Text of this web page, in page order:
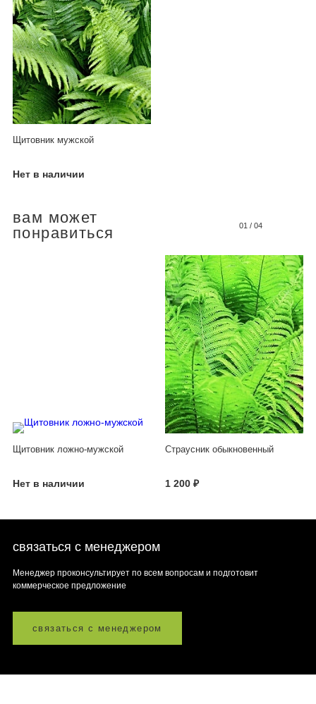
Щитовник мужской
Нет в наличии
вам может
понравиться
01 / 04
Щитовник ложно-мужской
Нет в наличии
Страусник обыкновенный
1 200 ₽
связаться с менеджером
Менеджер проконсультирует по всем вопросам и подготовит
коммерческое предложение
связаться с менеджером